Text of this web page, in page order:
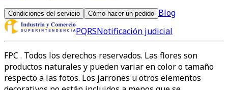
Condiciones del servicio Cómo hacer un pedido Blog
PQRSNotificación judicial
FPC . Todos los derechos reservados. Las flores son
productos naturales y pueden variar en color o tamaño
respecto a las fotos. Los jarrones u otros elementos